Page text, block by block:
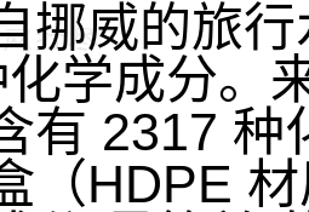
挪威的旅
学成分。
有 2317 种
（HDPE